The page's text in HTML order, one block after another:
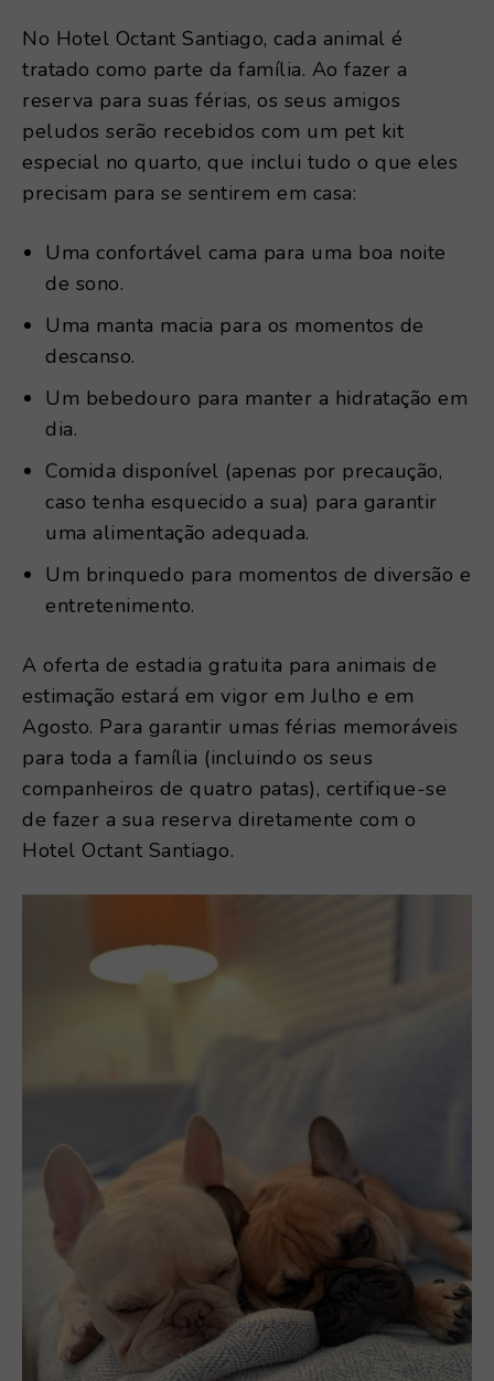
No Hotel Octant Santiago, cada animal é
tratado como parte da família. Ao fazer a
reserva para suas férias, os seus amigos
peludos serão recebidos com um pet kit
especial no quarto, que inclui tudo o que eles
precisam para se sentirem em casa:
Uma confortável cama para uma boa noite
de sono.
Uma manta macia para os momentos de
descanso.
Um bebedouro para manter a hidratação em
dia.
Comida disponível (apenas por precaução,
caso tenha esquecido a sua) para garantir
uma alimentação adequada.
Um brinquedo para momentos de diversão e
entretenimento.
A oferta de estadia gratuita para animais de
estimação estará em vigor em Julho e em
Agosto. Para garantir umas férias memoráveis
para toda a família (incluindo os seus
companheiros de quatro patas), certifique-se
de fazer a sua reserva diretamente com o
Hotel Octant Santiago.